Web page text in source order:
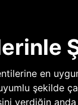
en
şekilde
verdiğin